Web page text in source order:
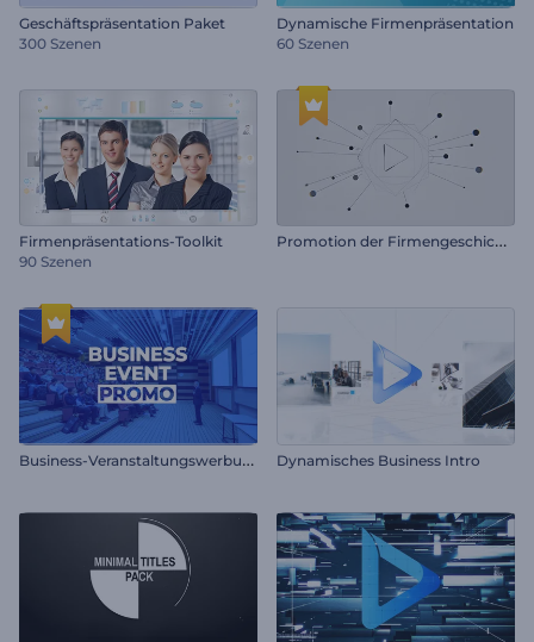
Geschäftspräsentation Paket
300 Szenen
Dynamische Firmenpräsentation
60 Szenen
Firmenpräsentations-Toolkit
90 Szenen
P
romotion der Firmengeschichte
B
usiness-Veranstaltungswerbung Dynamisches Business Intro